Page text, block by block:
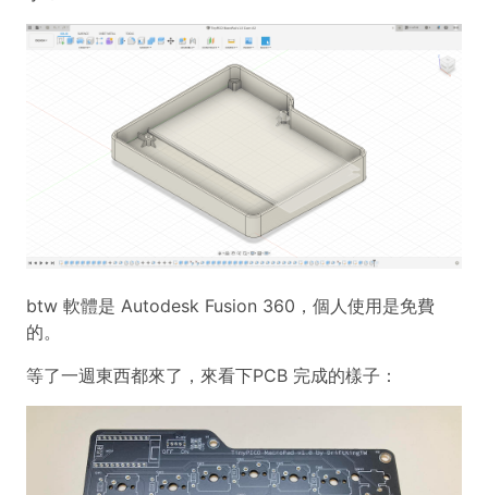
btw 軟體是 Autodesk Fusion 360，個人使用是免費
的。
等了一週東西都來了，來看下PCB 完成的樣子：